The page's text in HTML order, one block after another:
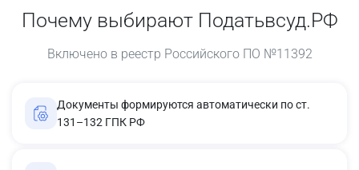
Почему выбирают Податьвсуд.РФ
Включено в реестр Российского ПО №11392
Документы формируются автоматически по ст.
131–132 ГПК РФ